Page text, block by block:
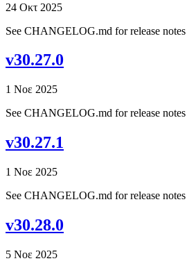
24 Οκτ 2025
See CHANGELOG.md for release notes
v30.27.0
1 Νοε 2025
See CHANGELOG.md for release notes
v30.27.1
1 Νοε 2025
See CHANGELOG.md for release notes
v30.28.0
5 Νοε 2025